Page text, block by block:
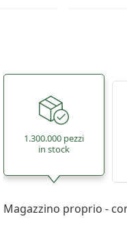
1.300.000 pezzi
in stock
Magazzino proprio -